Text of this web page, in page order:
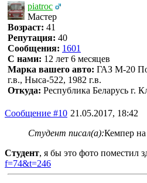
piatroc
Мастер
Возраст: 41
Репутация: 40
Сообщения: 1601
С нами: 12 лет 6 месяцев
Марка вашего авто: ГАЗ М-20
г.в., Ныса-522, 1982 г.в.
Откуда: Республика Беларусь г.
Сообщение #10 21.05.2017, 18:42
Студент писал(а):Кемпер на
Студент, я бы это фото поместил
f=74&t=246